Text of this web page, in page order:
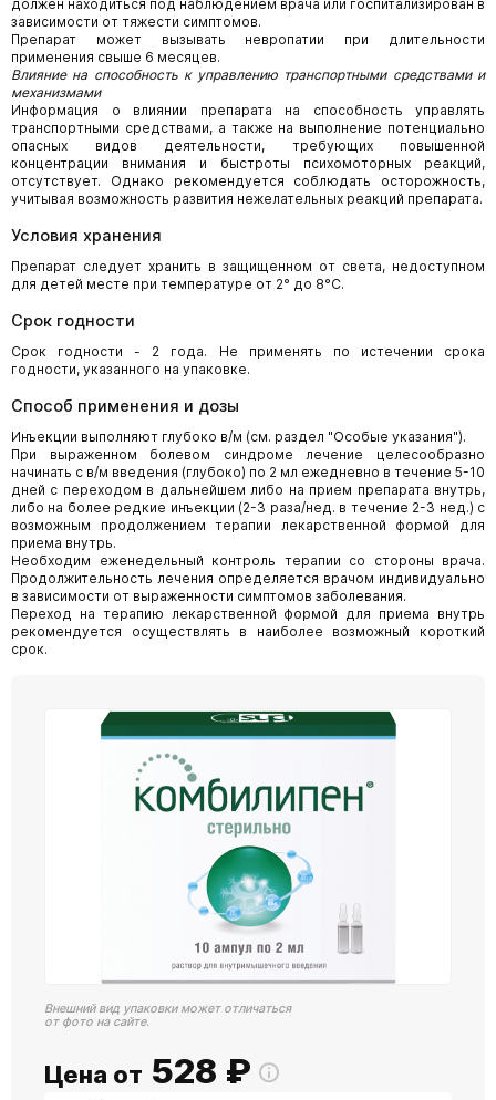
должен находиться под наблюдением врача или госпитализирован в
зависимости от тяжести симптомов.
Препарат может вызывать невропатии при длительности
применения свыше 6 месяцев.
Влияние на способность к управлению транспортными средствами и
механизмами
Информация о влиянии препарата на способность управлять
транспортными средствами, а также на выполнение потенциально
опасных видов деятельности, требующих повышенной
концентрации внимания и быстроты психомоторных реакций,
отсутствует. Однако рекомендуется соблюдать осторожность,
учитывая возможность развития нежелательных реакций препарата.
Условия хранения
Препарат следует хранить в защищенном от света, недоступном
для детей месте при температуре от 2° до 8°С.
Срок годности
Срок годности - 2 года. Не применять по истечении срока
годности, указанного на упаковке.
Способ применения и дозы
Инъекции выполняют глубоко в/м (см. раздел "Особые указания").
При выраженном болевом синдроме лечение целесообразно
начинать с в/м введения (глубоко) по 2 мл ежедневно в течение 5-10
дней с переходом в дальнейшем либо на прием препарата внутрь,
либо на более редкие инъекции (2-3 раза/нед. в течение 2-3 нед.) с
возможным продолжением терапии лекарственной формой для
приема внутрь.
Необходим еженедельный контроль терапии со стороны врача.
Продолжительность лечения определяется врачом индивидуально
в зависимости от выраженности симптомов заболевания.
Переход на терапию лекарственной формой для приема внутрь
рекомендуется осуществлять в наиболее возможный короткий
срок.
Внешний вид упаковки может отличаться
от фото на сайте.
Цена от 528 ₽